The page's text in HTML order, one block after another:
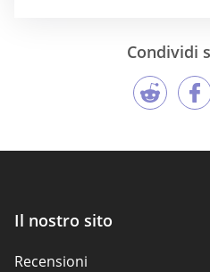
Condividi
Il nostro sito
Recensioni